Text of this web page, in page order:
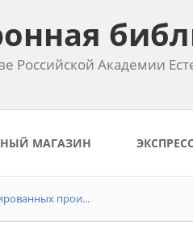
Российской Академии
МАГАЗИН
прои...